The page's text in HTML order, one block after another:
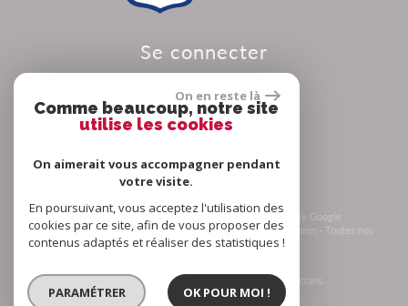
se connecter
© 2026 | Tous droits réservés | Traduction powered by Google
Plan du site- Mentions légales- Nos honoraires-Liens- Admin - Toutes nos
annonces-Politique RGPD
un seul site adaptable à tous les types d'écrans.
On en reste là
Comme beaucoup, notre site
utilise les cookies
On aimerait vous accompagner pendant
votre visite.
En poursuivant, vous acceptez l'utilisation des
cookies par ce site, afin de vous proposer des
contenus adaptés et réaliser des statistiques !
PARAMÉTRER OK POUR MOI !